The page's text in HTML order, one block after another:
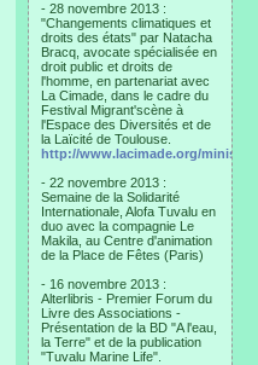
- 28 novembre 2013 :
"Changements climatiques et
droits des états" par Natacha
Bracq, avocate spécialisée en
droit public et droits de
l'homme, en partenariat avec
La Cimade, dans le cadre du
Festival Migrant'scène à
l'Espace des Diversités et de
la Laïcité de Toulouse.
http://www.lacimade.org/
- 22 novembre 2013 :
Semaine de la Solidarité
Internationale, Alofa Tuvalu en
duo avec la compagnie Le
Makila, au Centre d'animation
de la Place de Fêtes (Paris)
- 16 novembre 2013 :
Alterlibris - Premier Forum du
Livre des Associations -
Présentation de la BD "A l'eau,
la Terre" et de la publication
"Tuvalu Marine Life".